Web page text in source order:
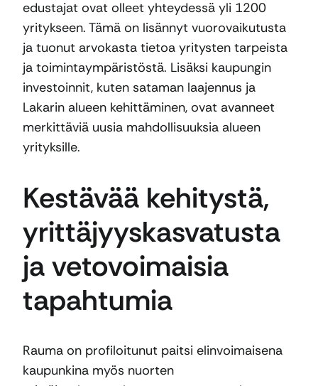
edustajat ovat olleet yhteydessä yli 1200
yritykseen. Tämä on lisännyt vuorovaikutusta
ja tuonut arvokasta tietoa yritysten tarpeista
ja toimintaympäristöstä. Lisäksi kaupungin
investoinnit, kuten sataman laajennus ja
Lakarin alueen kehittäminen, ovat avanneet
merkittäviä uusia mahdollisuuksia alueen
yrityksille.
Kestävää kehitystä,
yrittäjyyskasvatusta
ja vetovoimaisia
tapahtumia
Rauma on profiloitunut paitsi elinvoimaisena
kaupunkina myös nuorten